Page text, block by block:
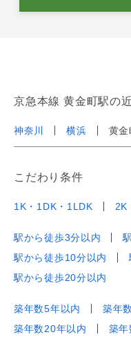
京急本線 黄金町駅の
神奈川 横浜 黄金
こだわり条件
1K・1DK・1LDK 2K
駅から徒歩3分以内
駅から徒歩10分以内
駅から徒歩20分以内
築年数5年以内 築年
築年数20年以内
築